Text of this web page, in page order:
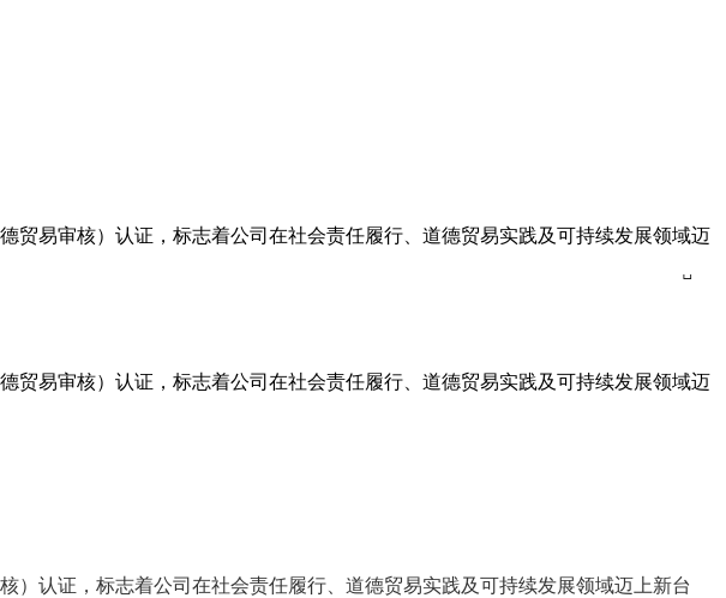
贸易审核）认证，标志着公司在社会责任履行、道德贸易实践及可持续发展领域迈

贸易审核）认证，标志着公司在社会责任履行、道德贸易实践及可持续发展领域迈
）认证 ， 标志着公司在社会责任履行、道德贸易实践及可持续发展领域迈上新台